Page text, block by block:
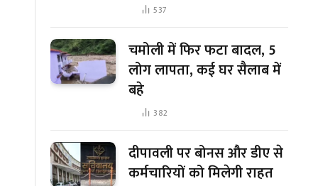
537
चमोली में फिर फटा बादल, 5
लोग लापता, कई घर सैलाब में
बहे
382
दीपावली पर बोनस और डीए से
कर्मचारियों को मिलेगी राहत